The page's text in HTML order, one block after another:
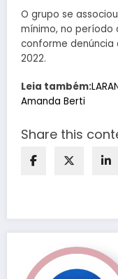
O grupo se
mínimo, no período
conforme denúncia
2022.
Leia também:
Amanda Berti
Share this